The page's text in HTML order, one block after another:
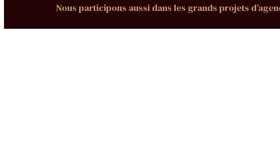
Nous participons aussi dans les grands projets